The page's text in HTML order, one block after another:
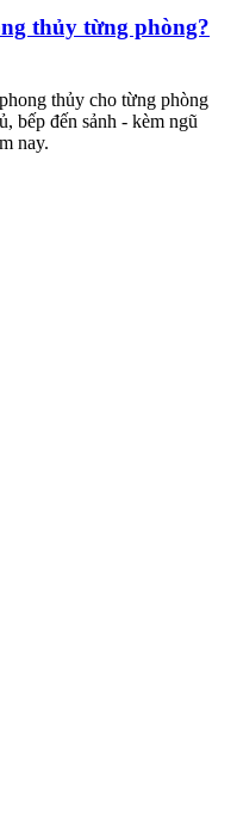
thủy từng phòng?
thủy cho từng phòng
bếp đến sảnh - kèm ngũ
nay.